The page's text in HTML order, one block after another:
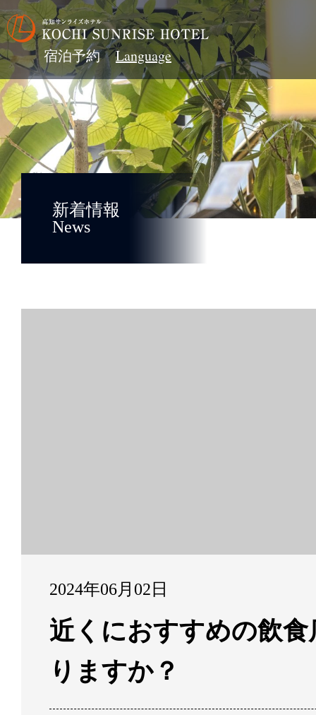
宿泊予約
新着情報
News
2024年06月02日
近くにおすすめの飲食
りますか？